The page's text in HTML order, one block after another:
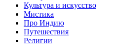
Культура и искусство
Мистика
Про Индию
Путешествия
Религии